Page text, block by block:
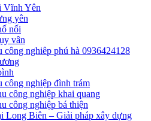
Vĩnh Yên
yên
nối
vân
công nghiêp phú hà 0936424128
công nghiệp đình trám
công nghiệp khai quang
công nghiệp bá thiện
Long Biên – Giải pháp xây dựng